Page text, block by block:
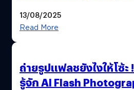
13/08/2025
Read More
ถ่ายรูปแฟลชยังไงให้โซ้ะ
รู้จัก AI Flash